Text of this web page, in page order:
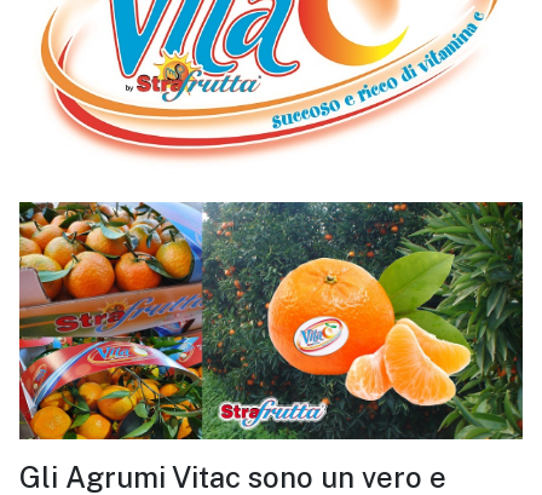
Gli Agrumi Vitac sono un vero e